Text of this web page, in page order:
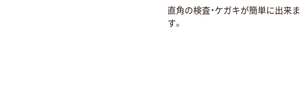
直角の検査・ケガキが簡単に出来ま
す。